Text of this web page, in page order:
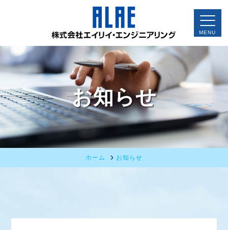
お知らせ
ホーム お知らせ